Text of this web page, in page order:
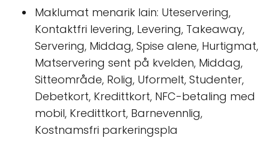
Maklumat menarik lain: Uteservering,
Kontaktfri levering, Levering, Takeaway,
Servering, Middag, Spise alene, Hurtigmat,
Matservering sent på kvelden, Middag,
Sitteområde, Rolig, Uformelt, Studenter,
Debetkort, Kredittkort, NFC-betaling med
mobil, Kredittkort, Barnevennlig,
Kostnamsfri parkeringspla